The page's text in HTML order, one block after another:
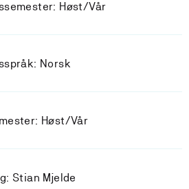
Høst/Vår
Norsk
Høst/Vår
Stian Mjelde